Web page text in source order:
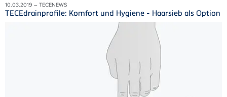
10.03.2019 – TECENEWS
TECEdrainprofile: Komfort und Hygiene - Haarsieb als Option